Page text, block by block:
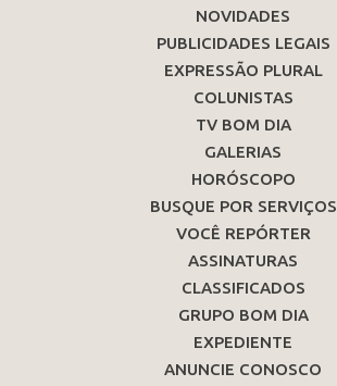
NOVIDADES
PUBLICIDADES LEGAIS
EXPRESSÃO PLURAL
COLUNISTAS
TV BOM DIA
GALERIAS
HORÓSCOPO
BUSQUE POR SERVIÇOS
VOCÊ REPÓRTER
ASSINATURAS
CLASSIFICADOS
GRUPO BOM DIA
EXPEDIENTE
ANUNCIE CONOSCO